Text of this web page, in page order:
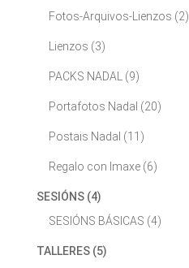
Fotos-Arquivos-Lienzos (2)
Lienzos (3)
PACKS NADAL (9)
Portafotos Nadal (20)
Postais Nadal (11)
Regalo con Imaxe (6)
SESIÓNS (4)
SESIÓNS BÁSICAS (4)
TALLERES (5)